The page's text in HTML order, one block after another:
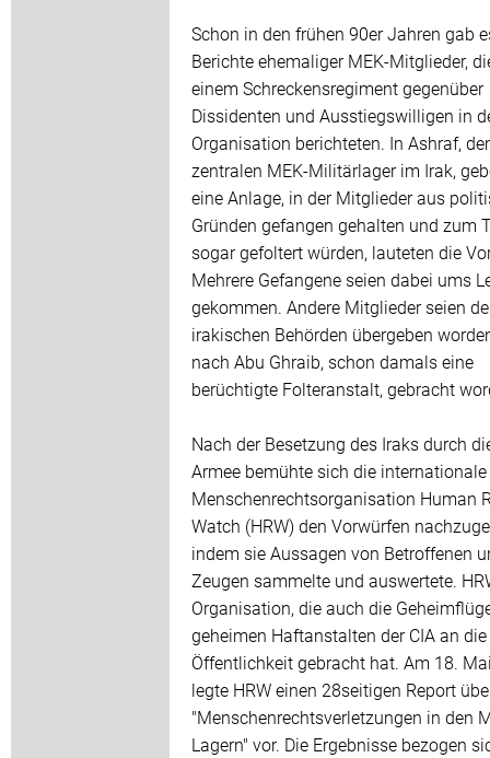
Schon in den frühen 90er Jahren gab
Berichte ehemaliger MEK-Mitglieder,
einem Schreckensregiment gegenüber
Dissidenten und Ausstiegswilligen in
Organisation berichteten. In Ashraf,
zentralen MEK-Militärlager im Irak,
eine Anlage, in der Mitglieder aus
Gründen gefangen gehalten und zum
sogar gefoltert würden, lauteten die
Mehrere Gefangene seien dabei ums
gekommen. Andere Mitglieder seien
irakischen Behörden übergeben
nach Abu Ghraib, schon damals eine
berüchtigte Folteranstalt, gebracht
Nach der Besetzung des Iraks durch
Armee bemühte sich die internationale
Menschenrechtsorganisation Human
Watch (HRW) den Vorwürfen
indem sie Aussagen von Betroffenen
Zeugen sammelte und auswertete.
Organisation, die auch die
geheimen Haftanstalten der CIA an die
Öffentlichkeit gebracht hat. Am 18.
legte HRW einen 28seitigen Report
"Menschenrechtsverletzungen in den
Lagern" vor. Die Ergebnisse bezogen